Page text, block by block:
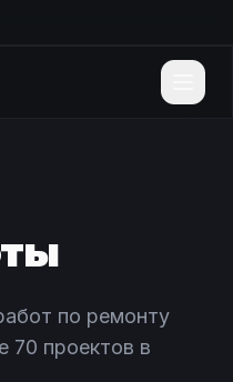
по ремонту
70 проектов в